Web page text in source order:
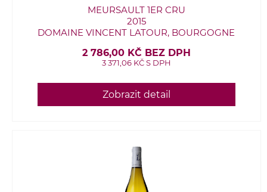
MEURSAULT 1ER CRU
2015
DOMAINE VINCENT LATOUR, BOURGOGNE
2 786,00 KČ BEZ DPH
3 371,06 KČ S DPH
Zobrazit detail